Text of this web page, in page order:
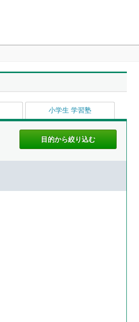
小学生 学習塾